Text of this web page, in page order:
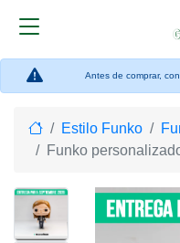
Antes de comprar,
HomeEstilo Funko
Funko